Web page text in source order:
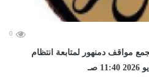
0
مواقف دمنهور لمتابعة انتظام